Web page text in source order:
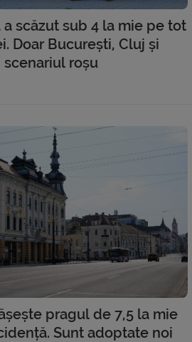
scăzut sub 4 la mie pe tot
Doar București, Cluj și
scenariul roșu
pragul de 7,5 la mie
Sunt adoptate noi